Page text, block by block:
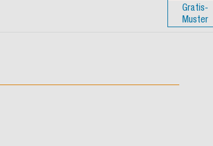
Gratis-
Muster